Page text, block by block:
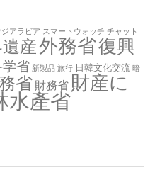
アラビア スマートウォッチ チャット
産外務省復興
省 新製品 旅行 日韓文化交流 暗
省 財務省 財産に
水產省